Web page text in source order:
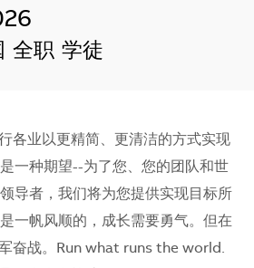
全职 学徒
各业以更精简、更清洁的方式实现
一种期望--为了您、您的团队和世
导者，我们将为您提供实现目标所
一帆风顺的，成长需要勇气。但在
奋战。Run what runs the world.